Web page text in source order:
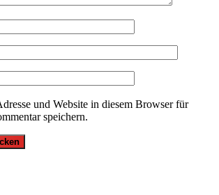
und Website in diesem Browser für
speichern.